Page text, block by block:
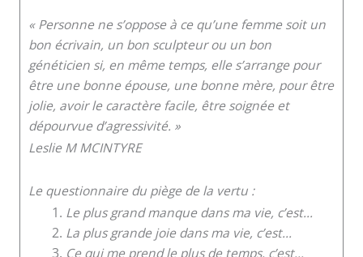
« Personne ne s’oppose à ce qu’une femme soit un
bon écrivain, un bon sculpteur ou un bon
généticien si, en même temps, elle s’arrange pour
être une bonne épouse, une bonne mère, pour être
jolie, avoir le caractère facile, être soignée et
dépourvue d’agressivité. »
Leslie M MCINTYRE
Le questionnaire du piège de la vertu :
Le plus grand manque dans ma vie, c’est…
La plus grande joie dans ma vie, c’est…
Ce qui me prend le plus de temps, c’est…